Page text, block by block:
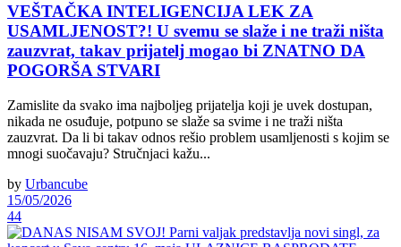
VEŠTAČKA INTELIGENCIJA LEK ZA
USAMLJENOST?! U svemu se slaže i ne traži ništa
zauzvrat, takav prijatelj mogao bi ZNATNO DA
POGORŠA STVARI
Zamislite da svako ima najboljeg prijatelja koji je uvek dostupan,
nikada ne osuđuje, potpuno se slaže sa svime i ne traži ništa
zauzvrat. Da li bi takav odnos rešio problem usamljenosti s kojim se
mnogi suočavaju? Stručnjaci kažu...
by Urbancube
15/05/2026
44